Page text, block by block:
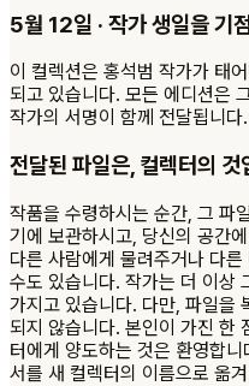
5월 12일 · 작가 생일을 기
이 컬렉션은 홍석범 작가가 태
되고 있습니다. 모든 에디션은
작가의 서명이 함께 전달됩니다.
전달된 파일은, 컬렉터의 것
작품을 수령하시는 순간, 그 파
기에 보관하시고, 당신의 공간
다른 사람에게 물려주거나 다
수도 있습니다. 작가는 더 이상
가지고 있습니다. 다만, 파일을
되지 않습니다. 본인이 가진 한
터에게 양도하는 것은 환영합
서를 새 컬렉터의 이름으로 옮